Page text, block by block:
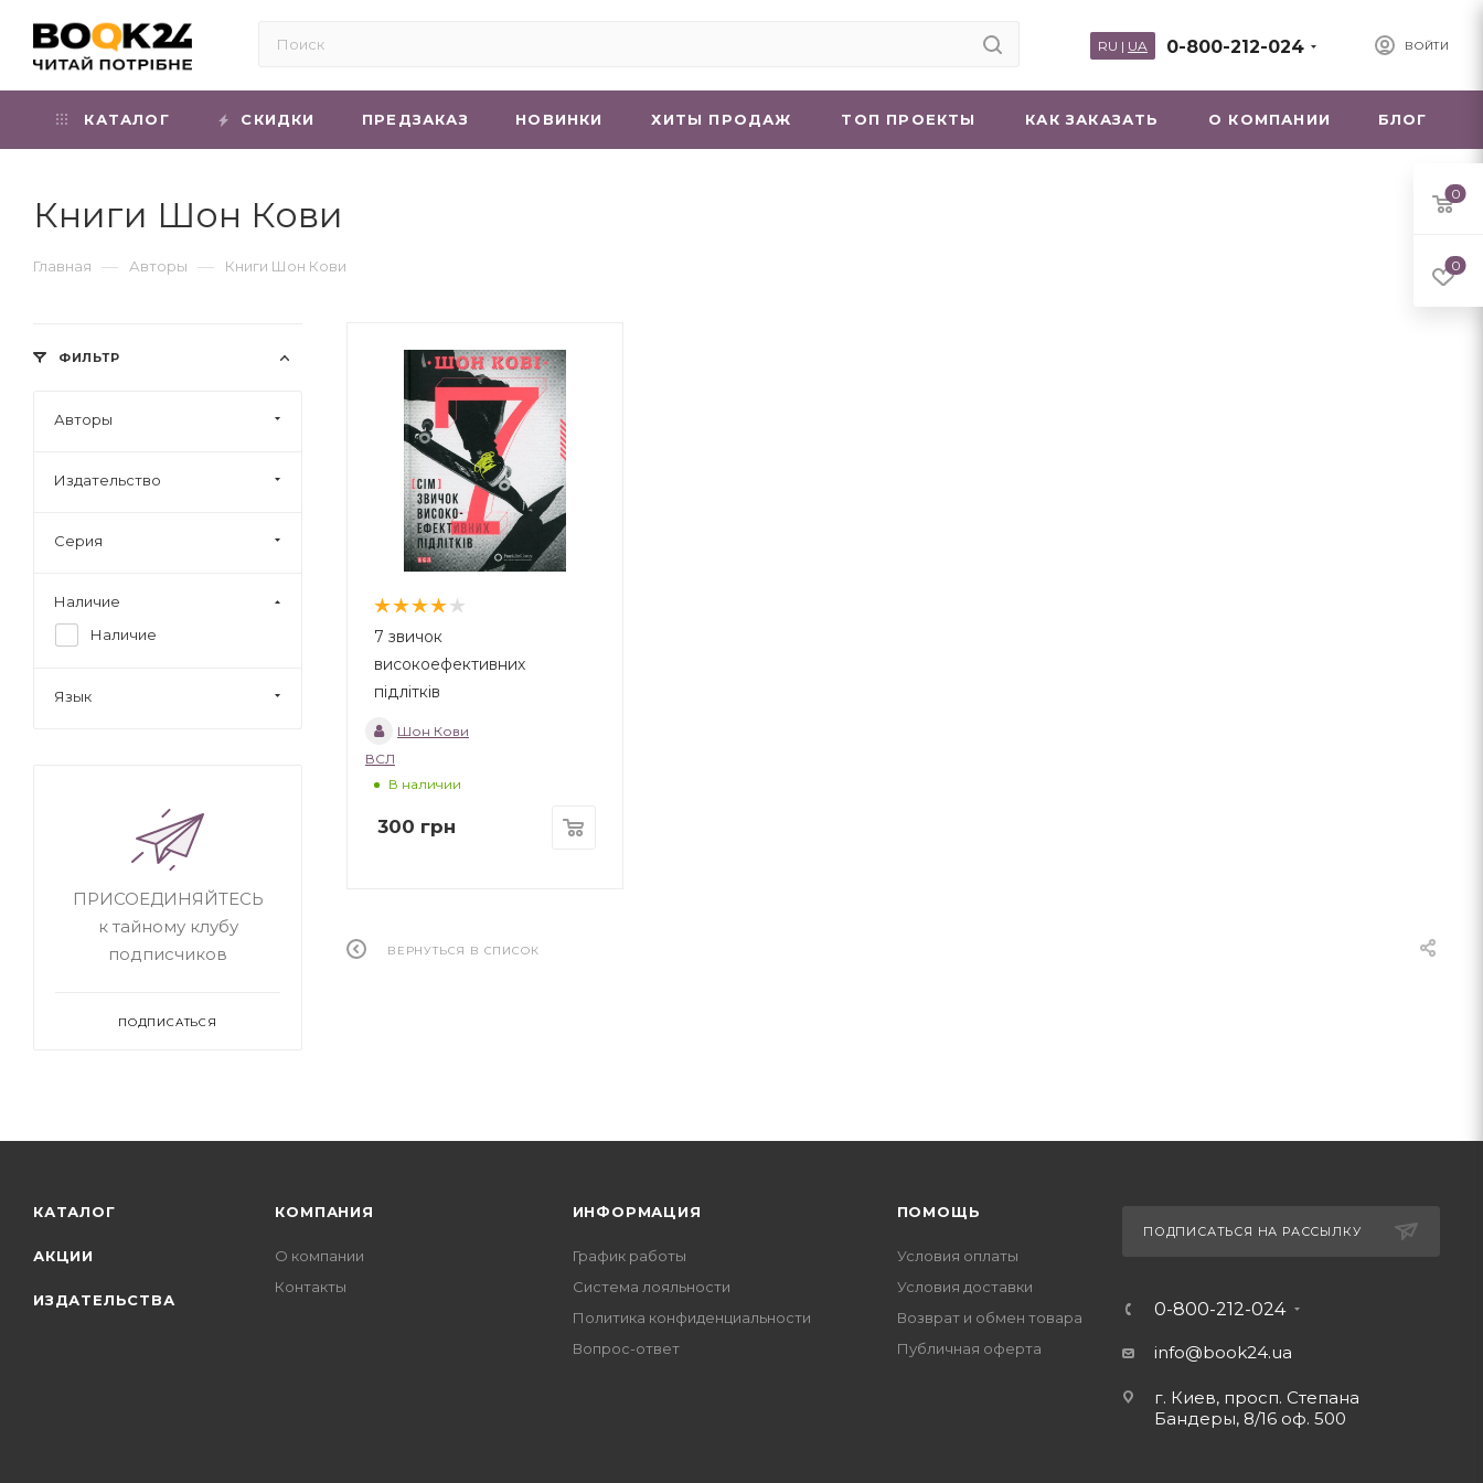
ВОЙТИ
0-800-212-024
RU | UA
КАТАЛОГ СКИДКИ ПРЕДЗАКАЗ НОВИНКИ ХИТЫ ПРОДАЖ ТОП ПРОЕКТЫ КАК ЗАКАЗАТЬ О КОМПАНИИ БЛОГ
Книги Шон Кови
Главная — Авторы — Книги Шон Кови
7 звичок
високоефективних
підлітків
Шон Кови
ВСЛ
В наличии
300 грн
ВЕРНУТЬСЯ В СПИСОК
ФИЛЬТР
Авторы
Издательство
Серия
Наличие
Наличие
Язык
ПРИСОЕДИНЯЙТЕСЬ
к тайному клубу
подписчиков
ПОДПИСАТЬСЯ
КАТАЛОГ
АКЦИИ
ИЗДАТЕЛЬСТВА
КОМПАНИЯ
О компании
Контакты
ИНФОРМАЦИЯ
График работы
Система лояльности
Политика конфиденциальности
Вопрос-ответ
ПОМОЩЬ
Условия оплаты
Условия доставки
Возврат и обмен товара
Публичная оферта
ПОДПИСАТЬСЯ НА РАССЫЛКУ
0-800-212-024
info@book24.ua
г. Киев, просп. Степана
Бандеры, 8/16 оф. 500
0
0